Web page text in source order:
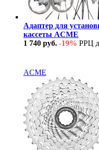
Адаптер для
кассеты ACME
1 740 руб. -19% РРЦ
ACME